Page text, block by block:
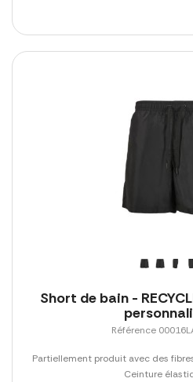
Short de bain -
Référence
Partiellement produit avec des
Ceinture